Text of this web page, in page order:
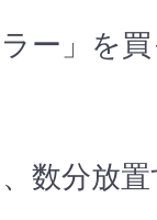
ー」を
数分放